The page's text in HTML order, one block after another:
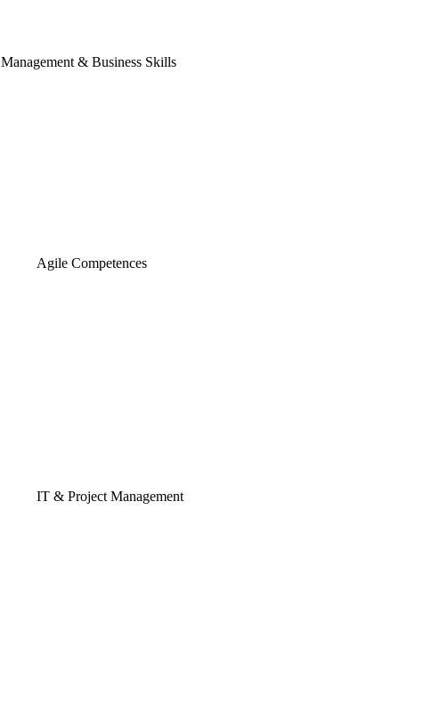
Management & Business Skills
Agile Competences
IT & Project Management